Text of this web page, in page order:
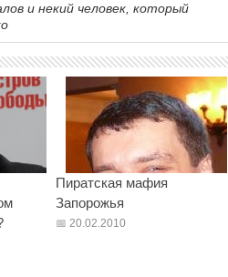
и некий человек, который
Пиратская мафия
Запорожья
20.02.2010